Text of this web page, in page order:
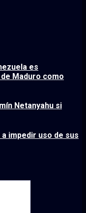
es
Maduro como
Netanyahu si
impedir uso de sus